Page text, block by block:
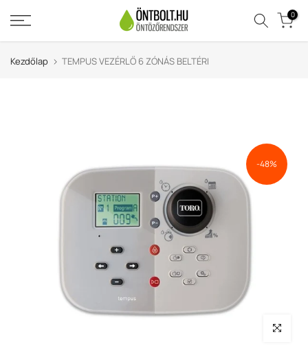
Ugrás
a
tartalomra
0
Kezdőlap TEMPUS VEZÉRLŐ 6 ZÓNÁS BELTÉRI
-48%
Nagyítás